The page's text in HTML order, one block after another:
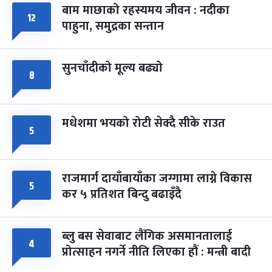
८ फागुपूर्णिमा
चैत्र ८, २०८३-Mar 22, 2027
७ महिना बाँकी
१२ बाम माछाको रहस्यमय जीवन : नदीका
पाहुना, समुद्रका सन्तान
८ सुनचाँदीको मूल्य बढ्यो
५ मधेशमा भयको रोटी सेक्दै सीके राउत
५ राजमार्ग दायाँबायाँका जग्गामा लाग्ने विकास
कर ५ प्रतिशत बिन्दु बढाइँदै
४ ब्लु बस सेवाबाट लैंगिक असमानतालाई
प्रोत्साहन नगर्ने नीति लिएका हौं : मन्त्री बादी